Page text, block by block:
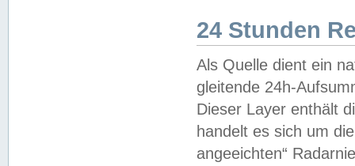
24 Stunden
Als Quelle dient ein
gleitende 24h-
Dieser Layer enthält
handelt es sich um
angeeichten“